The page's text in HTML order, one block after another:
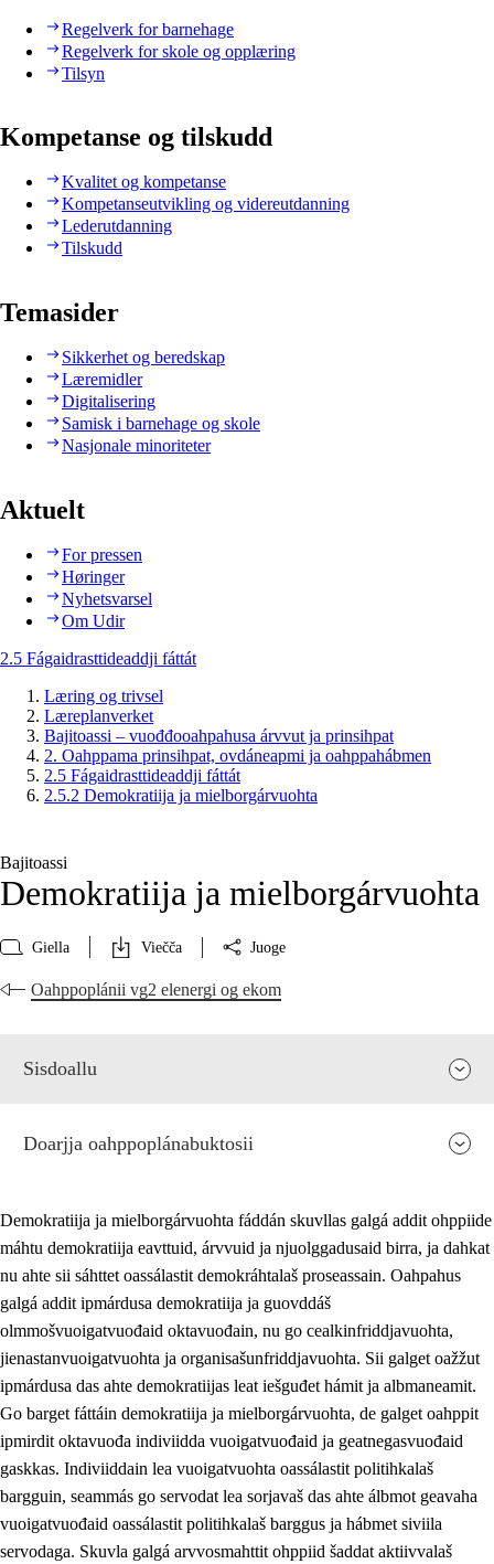
Regelverk for barnehage
Regelverk for skole og opplæring
Tilsyn
Kompetanse og tilskudd
Kvalitet og kompetanse
Kompetanseutvikling og videreutdanning
Lederutdanning
Tilskudd
Temasider
Sikkerhet og beredskap
Læremidler
Digitalisering
Samisk i barnehage og skole
Nasjonale minoriteter
Aktuelt
For pressen
Høringer
Nyhetsvarsel
Om Udir
2.5 Fágaidrasttideaddji fáttát
Læring og trivsel
Læreplanverket
Bajitoassi – vuođđooahpahusa árvvut ja prinsihpat
2. Oahppama prinsihpat, ovdáneapmi ja oahppahábmen
2.5 Fágaidrasttideaddji fáttát
2.5.2 Demokratiija ja mielborgárvuohta
Bajitoassi
Demokratiija ja mielborgárvuohta
Giella Viečča Juoge
Oahppoplánii vg2 elenergi og ekom
Sisdoallu
2. Oahppama prinsihpat, ovdáneapmi ja oahppahábmen
2.1 Sosiála oahppan ja ovdáneapmi
2.2 Gealbu fágain
Doarjja oahppoplánabuktosii
Demokratiija ja mielborgárvuohta fáddán skuvllas galgá addit ohppiide
máhtu demokratiija eavttuid, árvvuid ja njuolggadusaid birra, ja dahkat
nu ahte sii sáhttet oassálastit demokráhtalaš proseassain. Oahpahus
galgá addit ipmárdusa demokratiija ja guovddáš
olmmošvuoigatvuođaid oktavuođain, nu go cealkinfriddjavuohta,
jienastanvuoigatvuohta ja organisašunfriddjavuohta. Sii galget oažžut
ipmárdusa das ahte demokratiijas leat iešguđet hámit ja albmaneamit.
Go barget fáttáin demokratiija ja mielborgárvuohta, de galget oahppit
ipmirdit oktavuođa indiviidda vuoigatvuođaid ja geatnegasvuođaid
gaskkas. Indiviiddain lea vuoigatvuohta oassálastit politihkalaš
bargguin, seammás go servodat lea sorjavaš das ahte álbmot geavaha
vuoigatvuođaid oassálastit politihkalaš barggus ja hábmet siviila
servodaga. Skuvla galgá arvvosmahttit ohppiid šaddat aktiivvalaš